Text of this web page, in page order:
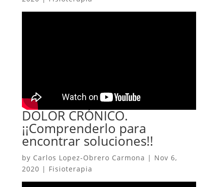
DOLOR CRÓNICO.
¡¡Comprenderlo para
encontrar soluciones!!
by Carlos Lopez-Obrero Carmona | Nov 6,
2020 | Fisioterapia